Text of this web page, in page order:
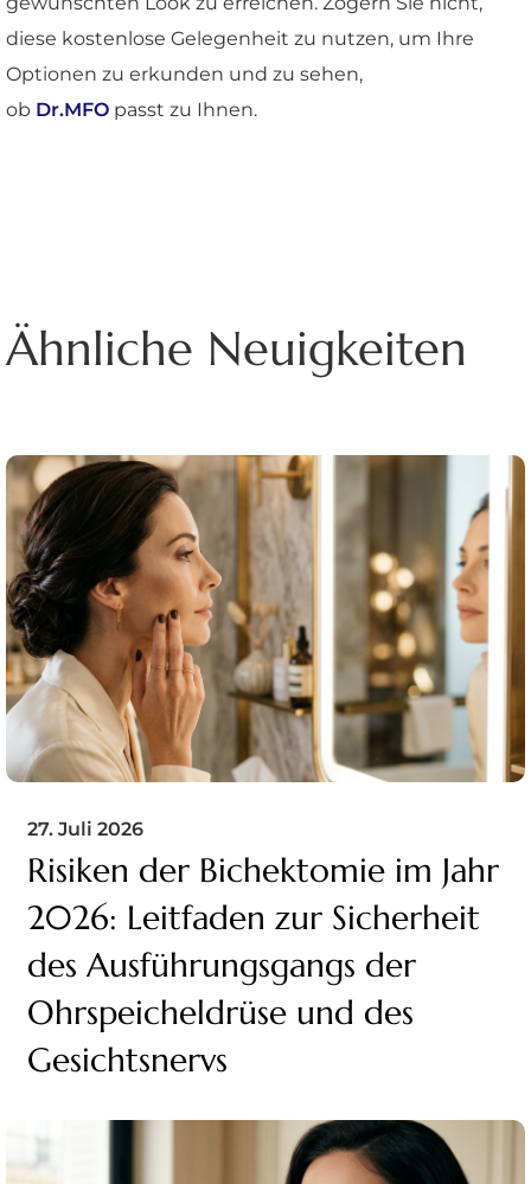
diese kostenlose Gelegenheit zu nutzen, um Ihre
Optionen zu erkunden und zu sehen,
ob Dr.MFO passt zu Ihnen.
Ähnliche Neuigkeiten
27. Juli 2026
Risiken der Bichektomie im Jahr
2026: Leitfaden zur Sicherheit
des Ausführungsgangs der
Ohrspeicheldrüse und des
Gesichtsnervs